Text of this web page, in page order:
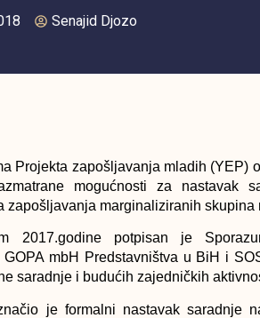
Senajid Djozo
Projekta zapošljavanja mladih (YEP)
mogućnosti za nastavak
zapošljavanja marginaliziranih skupina
2017.godine potpisan je
mbH Predstavništva u BiH i
saradnje i budućih zajedničkih
je formalni nastavak saradnje